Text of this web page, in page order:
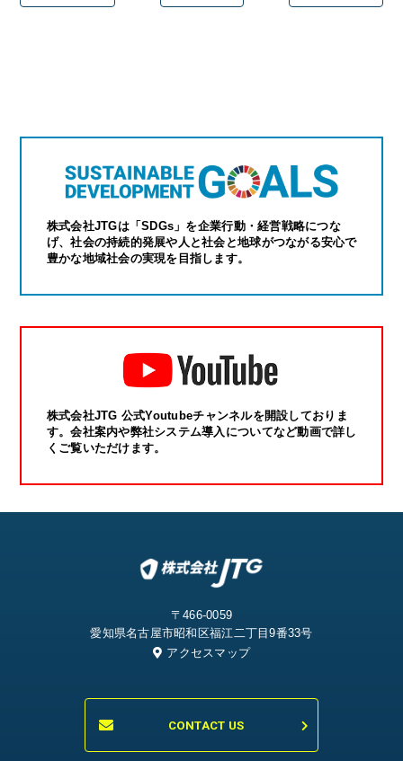
株式会社JTGは「SDGs」を企業行動・経営戦略につな
げ、社会の持続的発展や人と社会と地球がつながる安心で
豊かな地域社会の実現を目指します。
株式会社JTG 公式Youtubeチャンネルを開設しておりま
す。会社案内や弊社システム導入についてなど動画で詳し
くご覧いただけます。
〒466-0059
愛知県名古屋市昭和区福江二丁目9番33号
アクセスマップ
CONTACT US